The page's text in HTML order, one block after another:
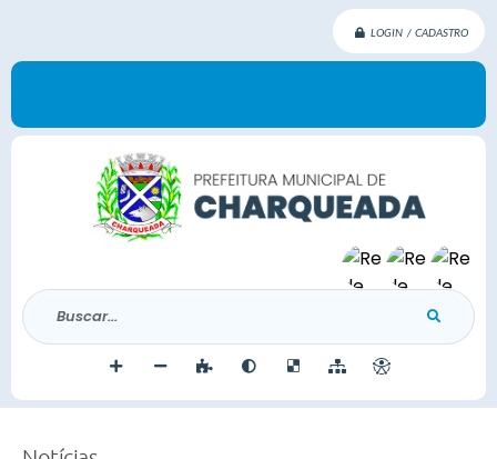
LOGIN / CADASTRO
Buscar...